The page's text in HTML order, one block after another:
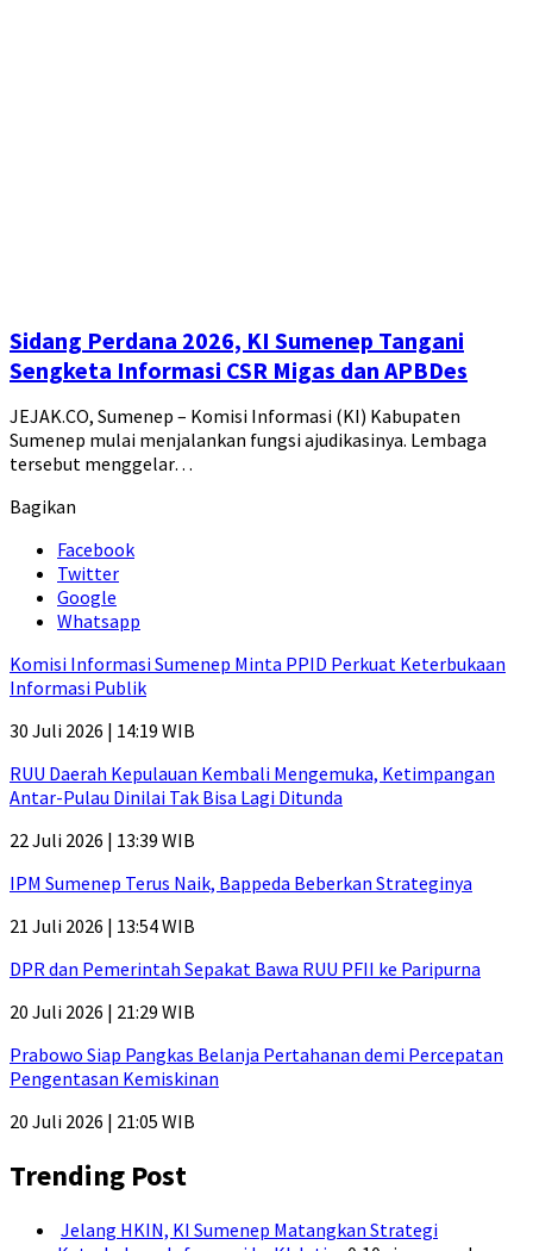
Sidang Perdana 2026, KI Sumenep Tangani
Sengketa Informasi CSR Migas dan APBDes
JEJAK.CO, Sumenep – Komisi Informasi (KI) Kabupaten
Sumenep mulai menjalankan fungsi ajudikasinya. Lembaga
tersebut menggelar…
Bagikan
Facebook
Twitter
Google
Whatsapp
Komisi Informasi Sumenep Minta PPID Perkuat Keterbukaan
Informasi Publik
30 Juli 2026 | 14:19 WIB
RUU Daerah Kepulauan Kembali Mengemuka, Ketimpangan
Antar-Pulau Dinilai Tak Bisa Lagi Ditunda
22 Juli 2026 | 13:39 WIB
IPM Sumenep Terus Naik, Bappeda Beberkan Strateginya
21 Juli 2026 | 13:54 WIB
DPR dan Pemerintah Sepakat Bawa RUU PFII ke Paripurna
20 Juli 2026 | 21:29 WIB
Prabowo Siap Pangkas Belanja Pertahanan demi Percepatan
Pengentasan Kemiskinan
20 Juli 2026 | 21:05 WIB
Trending Post
Jelang HKIN, KI Sumenep Matangkan Strategi